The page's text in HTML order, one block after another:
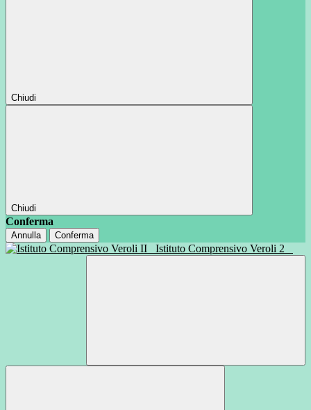
Chiudi
Chiudi
Conferma
Annulla Conferma
Istituto Comprensivo Veroli 2